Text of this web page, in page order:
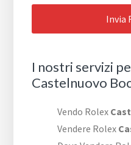
I nostri servizi
Castelnuovo
Vendo Rolex
Vendere Rolex